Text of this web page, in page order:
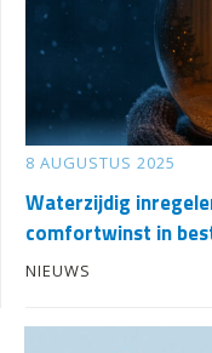
8 AUGUSTUS 2025
Waterzijdig
comfortwinst in
NIEUWS